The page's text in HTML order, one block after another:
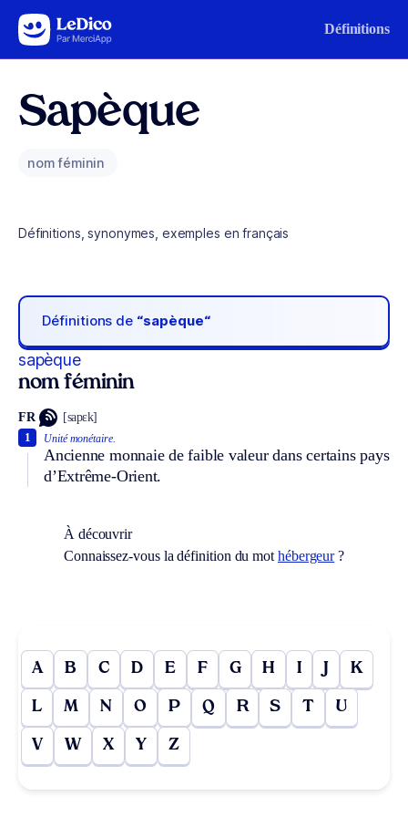
Aller au contenu Définitions
Sapèque
nom féminin
Définitions, synonymes, exemples en français
Définitions de “sapèque“
sapèque
nom féminin
FR [sapɛk]
Unité monétaire.
Ancienne monnaie de faible valeur dans certains pays
d’Extrême-Orient.
1
À découvrir
Connaissez-vous la définition du mot hébergeur?
A B C D E F G H I J K
L M N O P Q R S T U
V W X Y Z